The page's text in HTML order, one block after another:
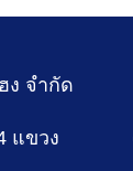
ง จำกัด
แขวง